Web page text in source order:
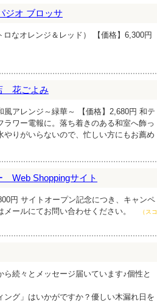
ジオ ブロッサ
ロなオレンジ＆レッド） 【価格】6,300円
花ごよみ
アレンジ～緑華～ 【価格】2,680円 和テ
ワー電報に。落ち着きのある和室へ飾っ
りがいらないので、忙しい方にもお薦め
Web Shoppingサイト
円 サイトオープン記念につき、キャンペ
ールにてお問い合わせください。
（スコ
続々とメッセージ届いています♪個性と
グ」はいかがですか？優しい木漏れ日を